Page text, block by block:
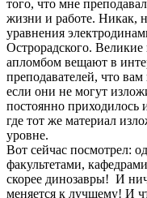
того, что мне
жизни и работе. Никак,
уравнения
Острорадского.
апломбом вещают в
преподавателей, что
если они не могут
постоянно приходилось
где тот же материал
уровне.
Вот сейчас посмотрел:
факультетами,
скорее динозавры! И
меняется к лучшему! И